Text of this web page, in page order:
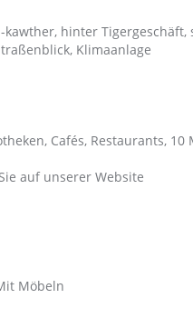
hinter Tigergeschäft,
Klimaanlage
Cafés, Restaurants,
auf unserer Website
Möbeln